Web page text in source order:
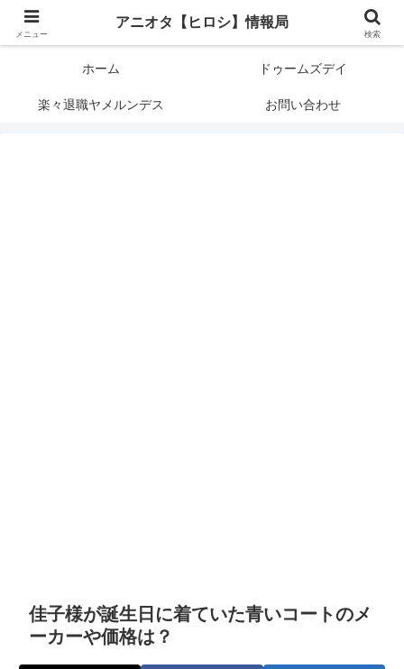
アニメオタクで元サラリーマンの独自な目線から、おすすめなどの紹介や気に
ホーム ドゥームズデイ
楽々退職ヤメルンデス お問い合わせ
佳子様が誕生日に着ていた青いコートのメ
ーカーや価格は？
メニュー
アニオタ【ヒロシ】情報局
検索